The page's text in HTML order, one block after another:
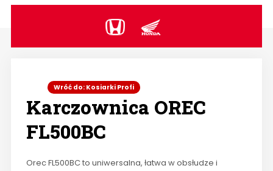
Wróć do: Kosiarki Profi
Karczownica OREC
FL500BC
Orec FL500BC to uniwersalna, łatwa w obsłudze i